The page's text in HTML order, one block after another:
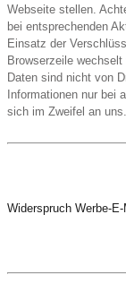
Webseite stellen.
bei entsprechenden
Einsatz der
Browserzeile
Daten sind nicht von
Informationen nur bei
sich im Zweifel an uns.
Widerspruch Werbe-E-